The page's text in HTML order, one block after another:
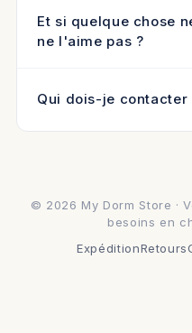
Et si quelque chose
ne l'aime pas ?
Qui dois-je contacter
© 2026 My Dorm Store ·
besoins en
ExpéditionRetours